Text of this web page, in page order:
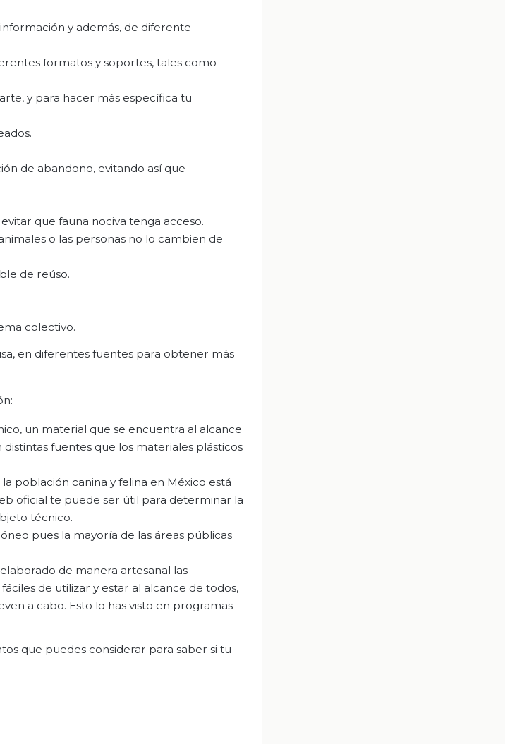
y además, de diferente
formatos y soportes, tales como
y para hacer más específica tu
de abandono, evitando así que
que fauna nociva tenga acceso.
o las personas no lo cambien de
de reúso.
colectivo.
en diferentes fuentes para obtener más
un material que se encuentra al alcance
fuentes que los materiales plásticos
población canina y felina en México está
oficial te puede ser útil para determinar la
técnico.
pues la mayoría de las áreas públicas
de manera artesanal las
de utilizar y estar al alcance de todos,
a cabo. Esto lo has visto en programas
que puedes considerar para saber si tu